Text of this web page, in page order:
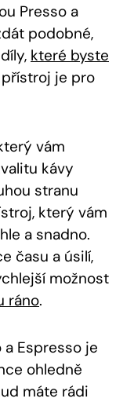
Presso a
podobné,
které byste
je pro
vám
kávy
stranu
který vám
a snadno.
času a úsilí,
možnost
ráno.
a Espresso je
ohledně
máte rádi